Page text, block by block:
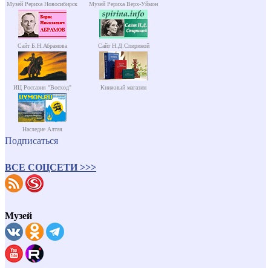
Музей Рериха Новосибирск Музей Рериха Верх-Уймон
Сайт Б.Н.Абрамова Сайт Н.Д.Спириной
ИЦ Россазия "Восход" Книжный магазин
Наследие Алтая
Подписаться
ВСЕ СОЦСЕТИ >>>
Музей